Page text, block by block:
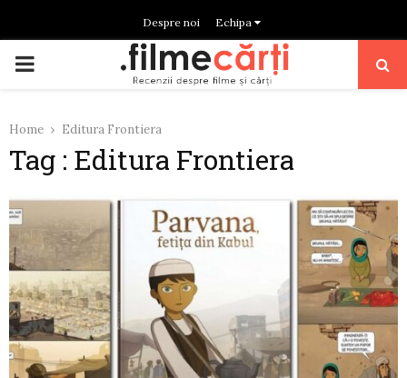
Despre noi Echipa
PRIMARY
Home Editura Frontiera
Tag : Editura Frontiera